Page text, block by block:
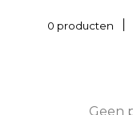
0 producten
Geen